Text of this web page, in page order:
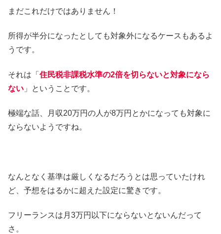
まだこれだけではありません！
所得が半分になったとしても対象外になるケースもあるよ
うです。
それは「 住民税非課税水準の2倍を切らないと対象になら
ない 」ということです。
極端な話、月収20万円の人が8万円とかになっても対象に
ならないようですね。
なんとなく基準は厳しくなるだろうとは思っていたけれ
ど、予想をはるかに超えた設定に驚きです。
フリーランスは月3万円以下にならないとないんだって
さ。